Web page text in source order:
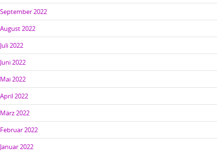
September 2022
August 2022
Juli 2022
Juni 2022
Mai 2022
April 2022
März 2022
Februar 2022
Januar 2022